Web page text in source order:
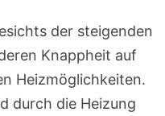
der steigenden
Knappheit auf
Heizmöglichkeiten.
durch die Heizung